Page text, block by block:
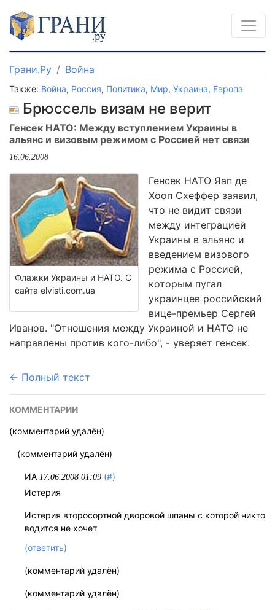
Грани.Ру Война
Также: Война, Россия, Политика, Мир, Украина, Европа
Брюссель визам не верит
Генсек НАТО: Между вступлением Украины в
альянс и визовым режимом с Россией нет связи
16.06.2008
Флажки Украины и НАТО. С
сайта elvisti.com.ua
Генсек НАТО Яап де
Хооп Схеффер заявил,
что не видит связи
между интеграцией
Украины в альянс и
введением визового
режима с Россией,
которым пугал
украинцев российский
вице-премьер Сергей
Иванов. "Отношения между Украиной и НАТО не
направлены против кого-либо", - уверяет генсек.
← Полный текст
КОММЕНТАРИИ
(комментарий удалён)
(комментарий удалён)
ИА 17.06.2008 01:09 (#)
Истерия
Истерия второсортной дворовой шпаны с которой никто
водится не хочет
(ответить)
(комментарий удалён)
(комментарий удалён)